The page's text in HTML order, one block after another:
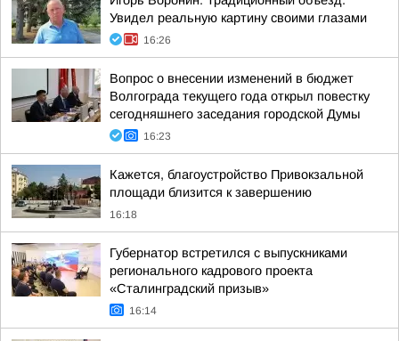
Увидел реальную картину своими глазами
16:26
Вопрос о внесении изменений в бюджет
Волгограда текущего года открыл повестку
сегодняшнего заседания городской Думы
16:23
Кажется, благоустройство Привокзальной
площади близится к завершению
16:18
Губернатор встретился с выпускниками
регионального кадрового проекта
«Сталинградский призыв»
16:14